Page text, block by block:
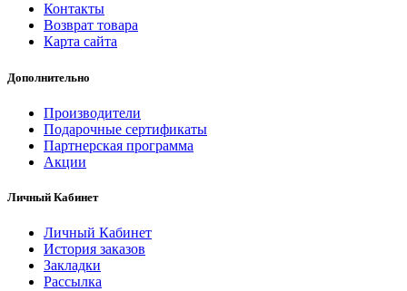
Контакты
Возврат товара
Карта сайта
Дополнительно
Производители
Подарочные сертификаты
Партнерская программа
Акции
Личный Кабинет
Личный Кабинет
История заказов
Закладки
Рассылка